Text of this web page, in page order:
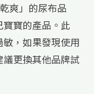
爽」的尿布品
寶的產品。此
，如果發現使用
更換其他品牌試